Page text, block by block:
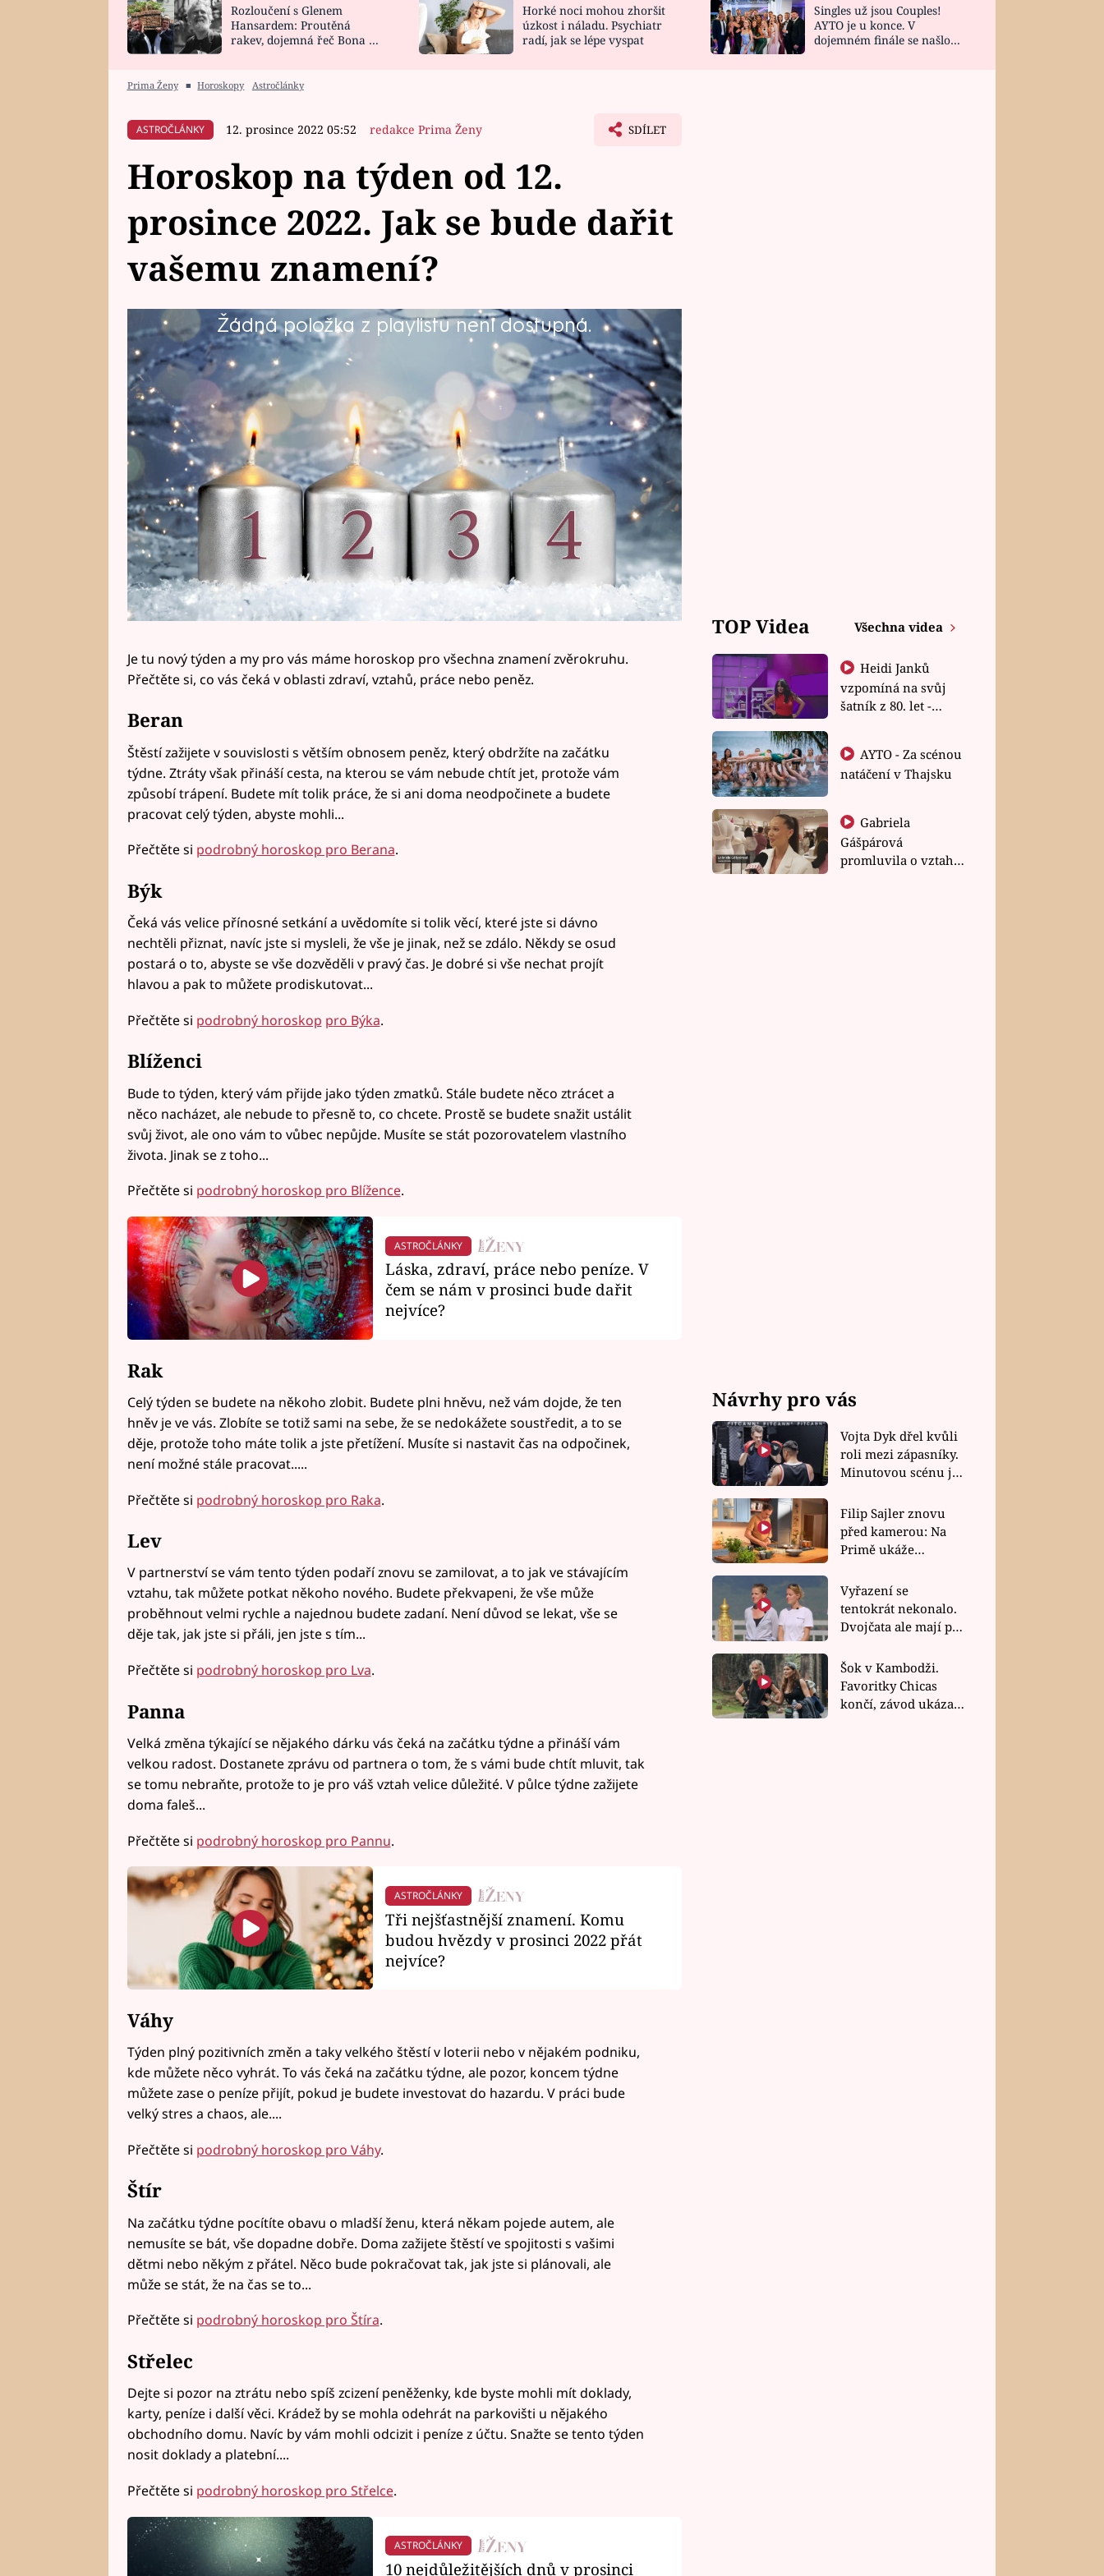
HOROSKOP NA
CELEBRITY
VAŘENÍ
NOVINKY
VIDEORECEPTY
ZAHRADA
DESIGN
Rozloučení s Glenem
Hansardem: Proutěná
rakev, dojemná řeč Bona a
Horké noci mohou zhoršit
úzkost i náladu. Psychiatr
radí, jak se lépe vyspat
Singles už jsou Couples!
AYTO je u konce. V
dojemném finále se našlo
Prima Ženy ■ Horoskopy Astročlánky
ASTROČLÁNKY 12. prosince 2022 05:52 redakce Prima Ženy SDÍLET
Horoskop na týden od 12.
prosince 2022. Jak se bude dařit
vašemu znamení?
Žádná položka z playlistu není dostupná.
Co vám předpovídají hvězdy na tento týden a co vás čeká v různých
oblastech vašeho života?
Je tu nový týden a my pro vás máme horoskop pro všechna znamení zvěrokruhu.
Přečtěte si, co vás čeká v oblasti zdraví, vztahů, práce nebo peněz.
Beran
Štěstí zažijete v souvislosti s větším obnosem peněz, který obdržíte na začátku
týdne. Ztráty však přináší cesta, na kterou se vám nebude chtít jet, protože vám
způsobí trápení. Budete mít tolik práce, že si ani doma neodpočinete a budete
pracovat celý týden, abyste mohli...
Přečtěte si podrobný horoskop pro Berana.
Býk
Čeká vás velice přínosné setkání a uvědomíte si tolik věcí, které jste si dávno
nechtěli přiznat, navíc jste si mysleli, že vše je jinak, než se zdálo. Někdy se osud
postará o to, abyste se vše dozvěděli v pravý čas. Je dobré si vše nechat projít
hlavou a pak to můžete prodiskutovat...
Přečtěte si podrobný horoskop pro Býka.
Blíženci
Bude to týden, který vám přijde jako týden zmatků. Stále budete něco ztrácet a
něco nacházet, ale nebude to přesně to, co chcete. Prostě se budete snažit ustálit
svůj život, ale ono vám to vůbec nepůjde. Musíte se stát pozorovatelem vlastního
života. Jinak se z toho...
Přečtěte si podrobný horoskop pro Blížence.
ASTROČLÁNKY
Láska, zdraví, práce nebo peníze. V
čem se nám v prosinci bude dařit
nejvíce?
Rak
Celý týden se budete na někoho zlobit. Budete plni hněvu, než vám dojde, že ten
hněv je ve vás. Zlobíte se totiž sami na sebe, že se nedokážete soustředit, a to se
děje, protože toho máte tolik a jste přetížení. Musíte si nastavit čas na odpočinek,
není možné stále pracovat.....
Přečtěte si podrobný horoskop pro Raka.
Lev
V partnerství se vám tento týden podaří znovu se zamilovat, a to jak ve stávajícím
vztahu, tak můžete potkat někoho nového. Budete překvapeni, že vše může
proběhnout velmi rychle a najednou budete zadaní. Není důvod se lekat, vše se
děje tak, jak jste si přáli, jen jste s tím...
Přečtěte si podrobný horoskop pro Lva.
Panna
Velká změna týkající se nějakého dárku vás čeká na začátku týdne a přináší vám
velkou radost. Dostanete zprávu od partnera o tom, že s vámi bude chtít mluvit, tak
se tomu nebraňte, protože to je pro váš vztah velice důležité. V půlce týdne zažijete
doma faleš...
Přečtěte si podrobný horoskop pro Pannu.
ASTROČLÁNKY
Tři nejšťastnější znamení. Komu
budou hvězdy v prosinci 2022 přát
nejvíce?
Váhy
Týden plný pozitivních změn a taky velkého štěstí v loterii nebo v nějakém podniku,
kde můžete něco vyhrát. To vás čeká na začátku týdne, ale pozor, koncem týdne
můžete zase o peníze přijít, pokud je budete investovat do hazardu. V práci bude
velký stres a chaos, ale....
Přečtěte si podrobný horoskop pro Váhy.
Štír
Na začátku týdne pocítíte obavu o mladší ženu, která někam pojede autem, ale
nemusíte se bát, vše dopadne dobře. Doma zažijete štěstí ve spojitosti s vašimi
dětmi nebo někým z přátel. Něco bude pokračovat tak, jak jste si plánovali, ale
může se stát, že na čas se to...
Přečtěte si podrobný horoskop pro Štíra.
Střelec
Dejte si pozor na ztrátu nebo spíš zcizení peněženky, kde byste mohli mít doklady,
karty, peníze i další věci. Krádež by se mohla odehrát na parkovišti u nějakého
obchodního domu. Navíc by vám mohli odcizit i peníze z účtu. Snažte se tento týden
nosit doklady a platební....
Přečtěte si podrobný horoskop pro Střelce.
ASTROČLÁNKY
10 nejdůležitějších dnů v prosinci
TOP Videa Všechna videa
Heidi Janků
vzpomíná na svůj
šatník z 80. let -
natáčení v Thajsku
Gabriela
Gášpárová
promluvila o vztahu
Návrhy pro vás
Vojta Dyk dřel kvůli
roli mezi zápasníky.
Minutovou scénu jel
Filip Sajler znovu
před kamerou: Na
Primě ukáže
rychlé recepty
Vyřazení se
tentokrát nekonalo.
Dvojčata ale mají po
závodu nůž na krku
Šok v Kambodži.
Favoritky Chicas
končí, závod ukázal